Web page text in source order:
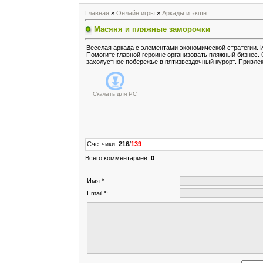
Главная » Онлайн игры » Аркады и экшн
Масяня и пляжные заморочки
Веселая аркада с элементами экономической
Помогите главной героине организовать пляжный
захолустное побережье в пятизвездочный курорт.
Скачать для PC
Счетчики: 216/139
Всего комментариев: 0
Имя *:
Email *: